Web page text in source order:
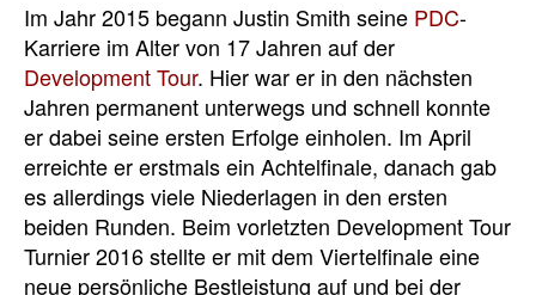
Im Jahr 2015 begann Justin Smith seine PDC-
Karriere im Alter von 17 Jahren auf der
Development Tour. Hier war er in den nächsten
Jahren permanent unterwegs und schnell konnte
er dabei seine ersten Erfolge einholen. Im April
erreichte er erstmals ein Achtelfinale, danach gab
es allerdings viele Niederlagen in den ersten
beiden Runden. Beim vorletzten Development Tour
Turnier 2016 stellte er mit dem Viertelfinale eine
neue persönliche Bestleistung auf und bei der